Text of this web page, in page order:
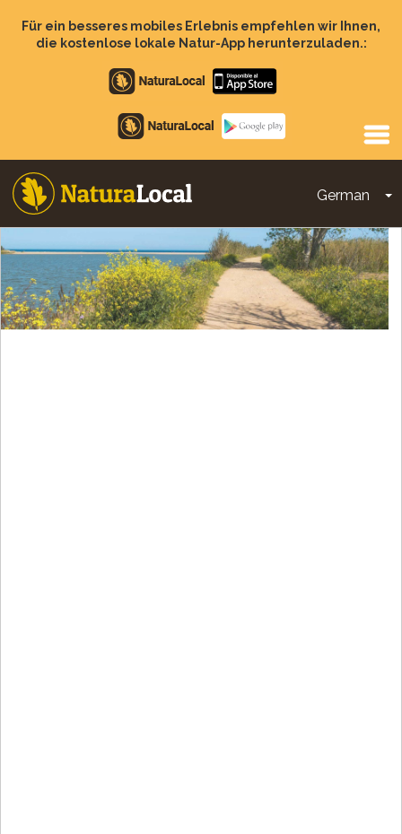
zumFür ein besseres mobiles Erlebnis empfehlen wir Ihnen,
die kostenlose lokale Natur-App herunterzuladen.:
Apple
store
Google
Play
German
Main
navigation